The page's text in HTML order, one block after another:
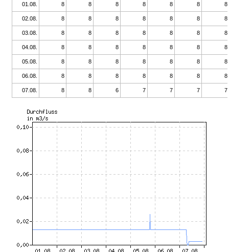
01.08. 8 8 8 8 8 8 8
02.08. 8 8 8 8 8 8 8
03.08. 8 8 8 8 8 8 8
04.08. 8 8 8 8 8 8 8
05.08. 8 8 8 8 8 8 8
06.08. 8 8 8 8 8 8 8
07.08. 8 8 6 7 7 7 7